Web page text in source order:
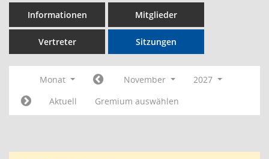
Informationen Mitglieder
Vertreter Sitzungen
Monat November
2027
Aktuell
Gremium auswählen